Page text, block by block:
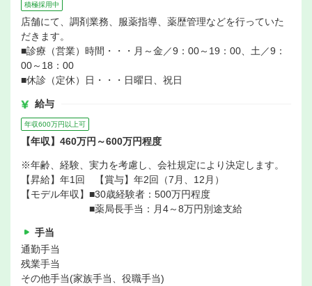
積極採用中
店舗にて、調剤業務、服薬指導、薬歴管理などを行っていた
だきます。
■診療（営業）時間・・・月～金／9：00～19：00、土／9：
00～18：00
■休診（定休）日・・・日曜日、祝日
給与
年収600万円以上可
【年収】460万円～600万円程度
※年齢、経験、実力を考慮し、会社規定により決定します。
【昇給】年1回 【賞与】年2回（7月、12月）
【モデル年収】■30歳経験者：500万円程度
■薬局長手当：月4～8万円別途支給
手当
通勤手当
残業手当
その他手当(家族手当、役職手当)